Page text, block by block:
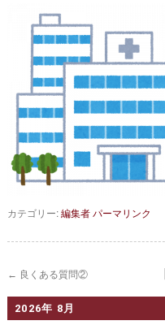
大動脈瘤を指摘されたら？
遠方から来院される方は？
セカンドオピニオン
都道府県別紹介病院
正しい病院の選び方
外来予約をされた方へ
採用・医療関係の方へ
私どもの特色
カテゴリー:編集者パーマリンク
← 良くある質問②
2026年 8月